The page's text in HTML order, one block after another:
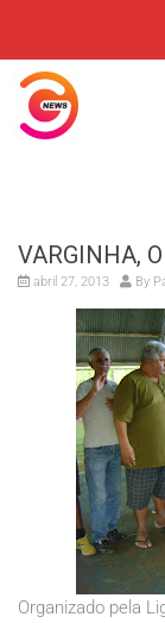
VARGINHA,
abril 27, 2013 By
Organizado pela